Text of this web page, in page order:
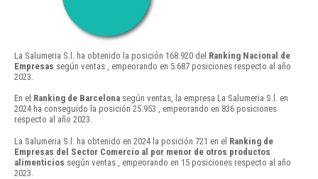
La Salumeria S.l. ha obtenido la posición 168.920 del Ranking Nacional de
Empresas según ventas , empeorando en 5.687 posiciones respecto al año
2023.
En el Ranking de Barcelona según ventas, la empresa La Salumeria S.l. en
2024 ha conseguido la posición 25.953 , empeorando en 836 posiciones
respecto al año 2023.
La Salumeria S.l. ha obtenido en 2024 la posición 721 en el Ranking de
Empresas del Sector Comercio al por menor de otros productos
alimenticios según ventas , empeorando en 15 posiciones respecto al año
2023.